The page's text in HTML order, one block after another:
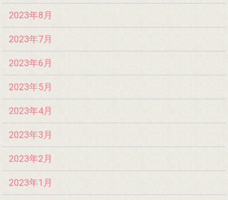
2023年8月
2023年7月
2023年6月
2023年5月
2023年4月
2023年3月
2023年2月
2023年1月